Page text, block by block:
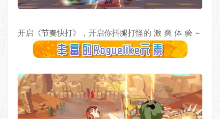
开启《节奏快打》，开启你抖腿打怪的 激 爽 体 验 ~